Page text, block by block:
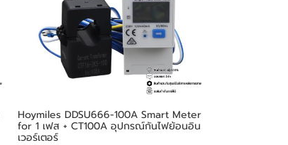
Hoymiles DDSU666-100A Smart Meter
for 1 เฟส + CT100A อุปกรณ์กันไฟย้อนอิน
เวอร์เตอร์